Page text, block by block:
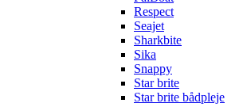
Respect
Seajet
Sharkbite
Sika
Snappy
Star brite
Star brite bådpleje